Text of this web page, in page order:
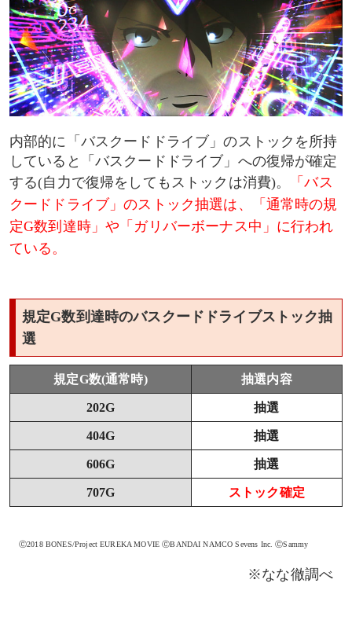
内部的に「バスクードドライブ」のストックを所持
していると「バスクードドライブ」への復帰が確定
する(自力で復帰をしてもストックは消費)。
「バス
クードドライブ」のストック抽選は、「通常時の規
定G数到達時」や「ガリバーボーナス中」に行われ
ている。
規定G数到達時のバスクードドライブストック抽
選
規定G数(通常時) 抽選内容
202G 抽選
404G 抽選
606G 抽選
707G ストック確定
Ⓒ2018 BONES/Project EUREKA MOVIE ⒸBANDAI NAMCO Sevens Inc. ⒸSammy
※なな徹調べ